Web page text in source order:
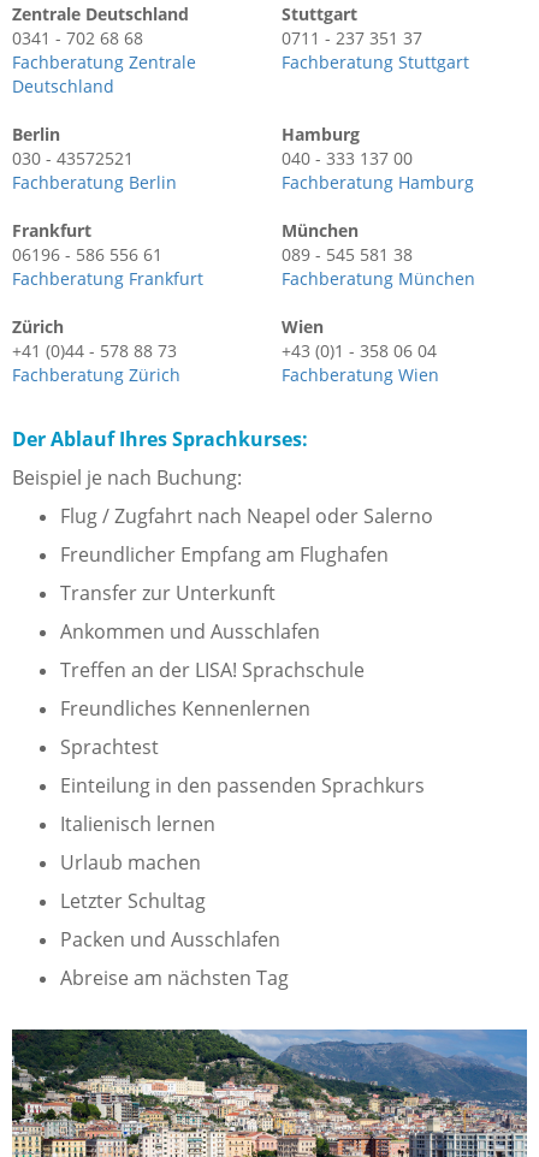
Zentrale Deutschland
0341 - 702 68 68
Fachberatung Zentrale
Deutschland
Stuttgart
0711 - 237 351 37
Fachberatung Stuttgart
Berlin
030 - 43572521
Fachberatung Berlin
Hamburg
040 - 333 137 00
Fachberatung Hamburg
Frankfurt
06196 - 586 556 61
Fachberatung Frankfurt
München
089 - 545 581 38
Fachberatung München
Zürich
+41 (0)44 - 578 88 73
Fachberatung Zürich
Wien
+43 (0)1 - 358 06 04
Fachberatung Wien
Der Ablauf Ihres Sprachkurses:
Beispiel je nach Buchung:
Flug / Zugfahrt nach Neapel oder Salerno
Freundlicher Empfang am Flughafen
Transfer zur Unterkunft
Ankommen und Ausschlafen
Treffen an der LISA! Sprachschule
Freundliches Kennenlernen
Sprachtest
Einteilung in den passenden Sprachkurs
Italienisch lernen
Urlaub machen
Letzter Schultag
Packen und Ausschlafen
Abreise am nächsten Tag